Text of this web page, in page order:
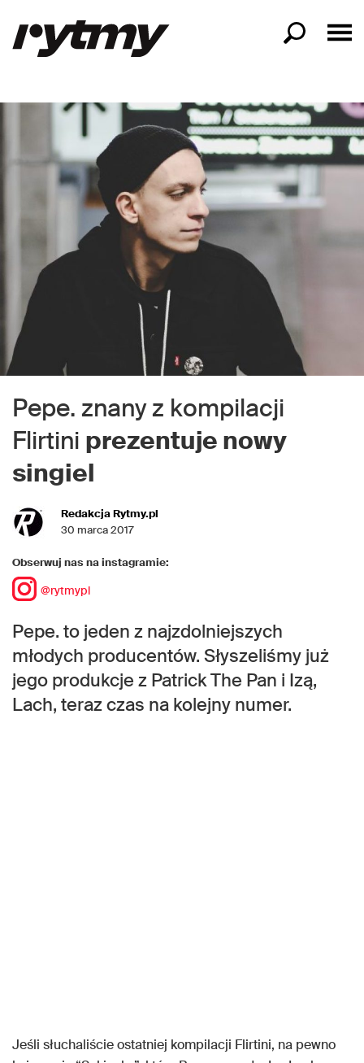
Pepe. znany z kompilacji
Flirtini prezentuje nowy
singiel
Redakcja Rytmy.pl
30 marca 2017
Obserwuj nas na instagramie:
@rytmypl
Pepe. to jeden z najzdolniejszych
młodych producentów. Słyszeliśmy już
jego produkcje z Patrick The Pan i Izą,
Lach, teraz czas na kolejny numer.
Jeśli słuchaliście ostatniej kompilacji Flirtini, na pewno